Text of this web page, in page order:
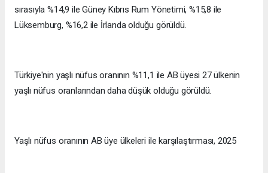
sırasıyla %14,9 ile Güney Kıbrıs Rum Yönetimi, %15,8 ile
Lüksemburg, %16,2 ile İrlanda olduğu görüldü.
Türkiye'nin yaşlı nüfus oranının %11,1 ile AB üyesi 27 ülkenin
yaşlı nüfus oranlarından daha düşük olduğu görüldü.
Yaşlı nüfus oranının AB üye ülkeleri ile karşılaştırması, 2025